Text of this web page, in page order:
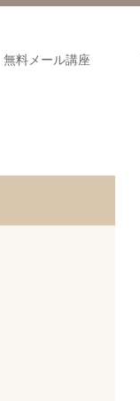
無料メール講座